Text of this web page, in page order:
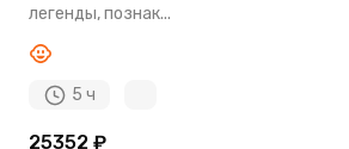
легенды, познак...
5 ч
25352 ₽